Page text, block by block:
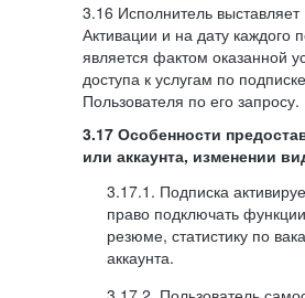
3.16 Исполнитель выставляет
Активации и на дату каждого
является фактом оказанной
доступа к услугам по
Пользователя по его запросу.
3.17 Особенности
или аккаунта, изменении
3.17.1. Подписка
право подключать
резюме, статистику по
аккаунта.